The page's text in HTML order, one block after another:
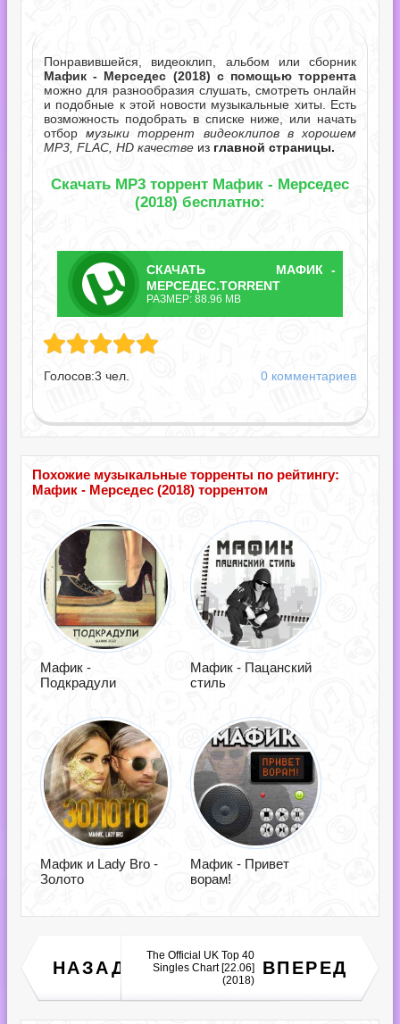
Понравившейся, видеоклип, альбом или сборник
Мафик - Мерседес (2018) с помощью торрента
можно для разнообразия слушать, смотреть онлайн
и подобные к этой новости музыкальные хиты. Есть
возможность подобрать в списке ниже, или начать
отбормузыки торрент видеоклипов в хорошем
MP3, FLAC, HD качестве из главной страницы.
Скачать MP3 торрент Мафик - Мерседес
(2018) бесплатно:
СКАЧАТЬ
ТОРРЕНТ
МАФИК -
МЕРСЕДЕС.TORRENT
РАЗМЕР: 88.96 MB
Голосов:3 чел. 0 комментариев
Похожие музыкальные торренты по рейтингу:
Мафик - Мерседес (2018) торрентом
Мафик -
Подкрадули
Мафик - Пацанский
стиль
Мафик и Lady Bro -
Золото
Мафик - Привет
ворам!
НАЗАД
MaYaN - Dhyana (2CD)
(2018)
ВПЕРЕД
The Official UK Top 40
Singles Chart [22.06]
(2018)